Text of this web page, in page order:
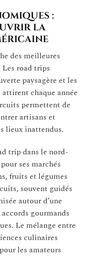
:
la
des meilleures
Les road trips
paysagère et les
chaque année
permettent de
artisans et
lieux inattendus.
trip dans le nord-
ses marchés
fruits et légumes
souvent guidés
autour d’une
gourmands
Le mélange entre
culinaires
les amateurs